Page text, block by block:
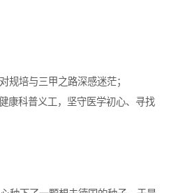
规培与三甲之路深感迷茫；
康科普义工，坚守医学初心、寻找